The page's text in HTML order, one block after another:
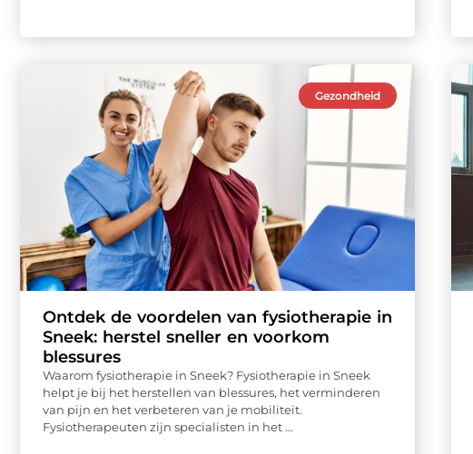
Gezondheid
Ontdek de voordelen van fysiotherapie in
Sneek: herstel sneller en voorkom
blessures
Waarom fysiotherapie in Sneek? Fysiotherapie in Sneek
helpt je bij het herstellen van blessures, het verminderen
van pijn en het verbeteren van je mobiliteit.
Fysiotherapeuten zijn specialisten in het ...